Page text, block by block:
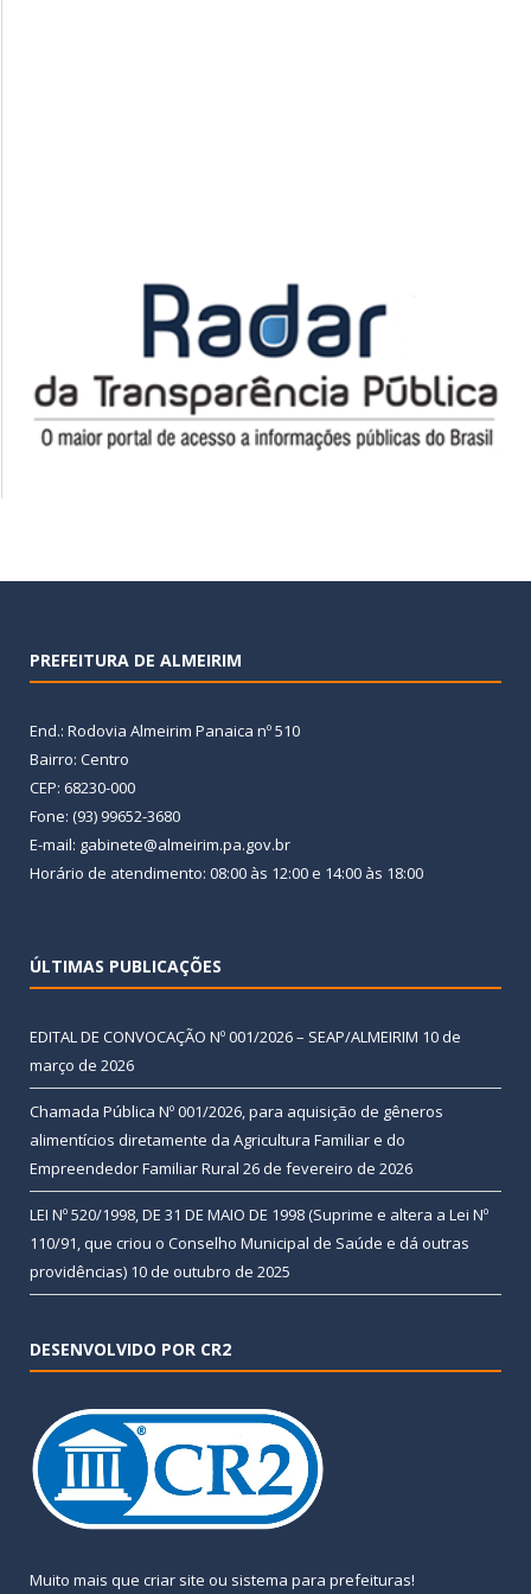
PREFEITURA DE ALMEIRIM
End.: Rodovia Almeirim Panaica nº 510
Bairro: Centro
CEP: 68230-000
Fone: (93) 99652-3680
E-mail: gabinete@almeirim.pa.gov.br
Horário de atendimento: 08:00 às 12:00 e 14:00 às 18:00
ÚLTIMAS PUBLICAÇÕES
EDITAL DE CONVOCAÇÃO Nº 001/2026 – SEAP/ALMEIRIM 10 de
março de 2026
Chamada Pública Nº 001/2026, para aquisição de gêneros
alimentícios diretamente da Agricultura Familiar e do
Empreendedor Familiar Rural 26 de fevereiro de 2026
LEI Nº 520/1998, DE 31 DE MAIO DE 1998 (Suprime e altera a Lei Nº
110/91, que criou o Conselho Municipal de Saúde e dá outras
providências) 10 de outubro de 2025
DESENVOLVIDO POR CR2
Muito mais que criar site ou sistema para prefeituras!